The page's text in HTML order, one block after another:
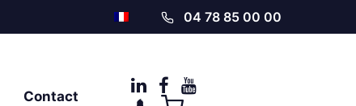
04 78 85 00 00
Contact